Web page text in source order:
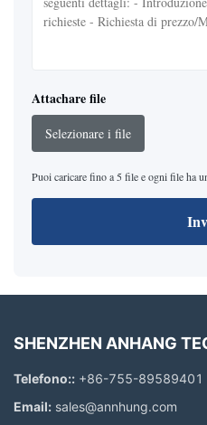
Attachare file
Selezionare i file
Puoi caricare fino a 5 file e ogni file ha
SHENZHEN ANHANG
Telefono:: +86-755-89589401
Email: sales@annhung.com